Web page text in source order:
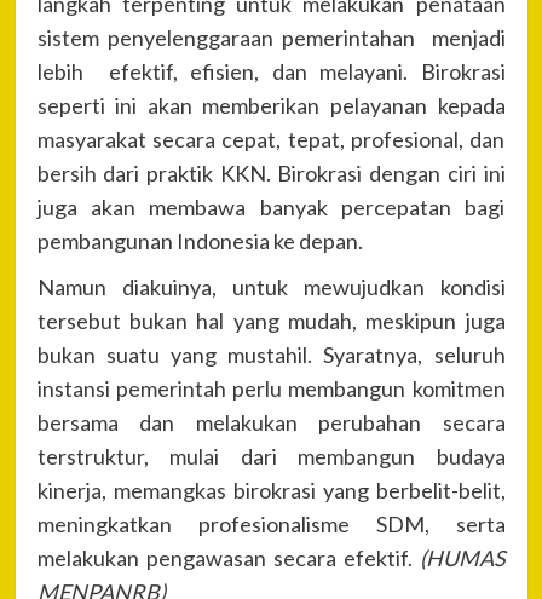
sistem penyelenggaraan pemerintahan menjadi
lebih efektif, efisien, dan melayani. Birokrasi
seperti ini akan memberikan pelayanan kepada
masyarakat secara cepat, tepat, profesional, dan
bersih dari praktik KKN. Birokrasi dengan ciri ini
juga akan membawa banyak percepatan bagi
pembangunan Indonesia ke depan.
Namun diakuinya, untuk mewujudkan kondisi
tersebut bukan hal yang mudah, meskipun juga
bukan suatu yang mustahil. Syaratnya, seluruh
instansi pemerintah perlu membangun komitmen
bersama dan melakukan perubahan secara
terstruktur, mulai dari membangun budaya
kinerja, memangkas birokrasi yang berbelit-belit,
meningkatkan profesionalisme SDM, serta
melakukan pengawasan secara efektif. (HUMAS
MENPANRB)